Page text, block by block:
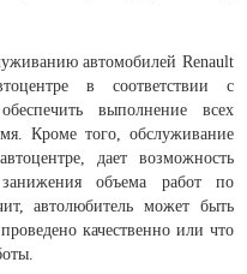
автомобилей Renault
в соответствии с
выполнение всех
Кроме того, обслуживание
дает возможность
объема работ по
автолюбитель может быть
качественно или что